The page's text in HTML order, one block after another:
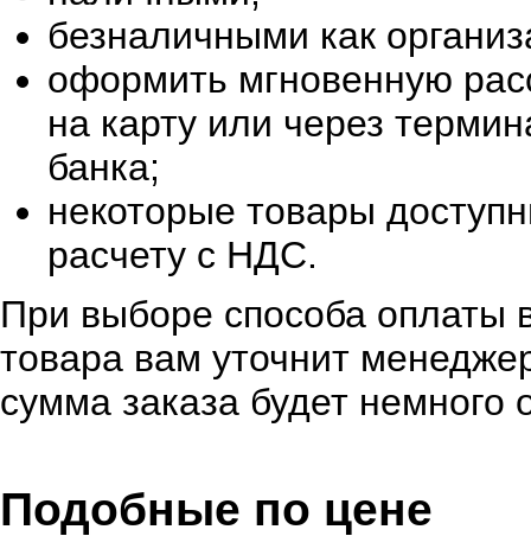
безналичными как
оформить мгновенную
на карту или через
банка;
некоторые товары
расчету с НДС.
При выборе способа оплаты
товара вам уточнит
сумма заказа будет немного
Подобные по цене